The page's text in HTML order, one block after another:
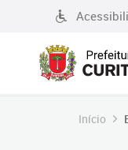
Início